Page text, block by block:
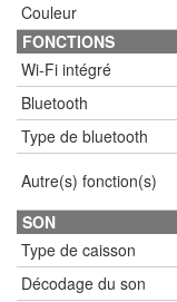
Couleur
FONCTIONS
Wi-Fi intégré
Bluetooth
Type de bluetooth
Autre(s) fonction(s)
SON
Type de caisson
Décodage du son